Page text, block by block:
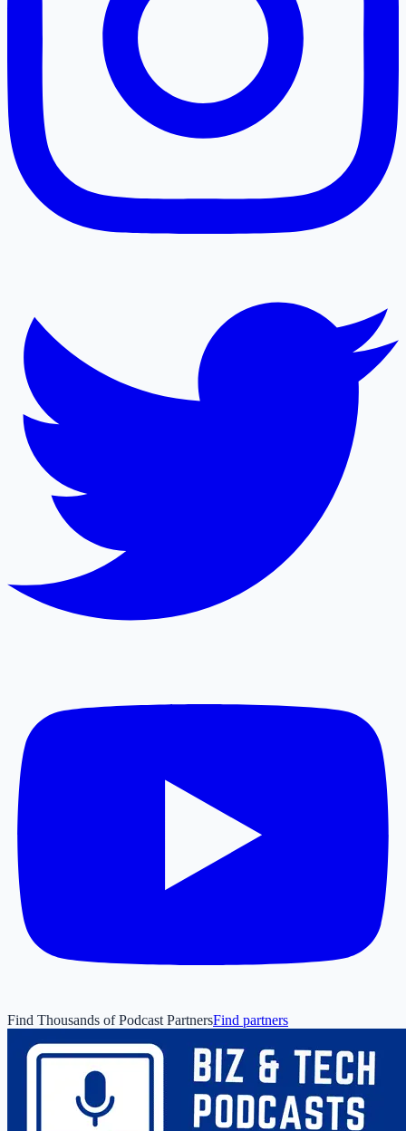
Find Thousands of Podcast PartnersFind partners